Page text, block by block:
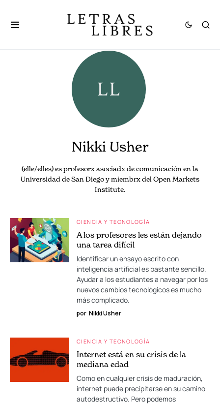
Nikki Usher
(elle/elles) es profesorx asociadx de comunicación en la
Universidad de San Diego y miembrx del Open Markets
Institute.
CIENCIA Y TECNOLOGÍA
A los profesores les están dejando
una tarea difícil
Identificar un ensayo escrito con
inteligencia artificial es bastante sencillo.
Ayudar a los estudiantes a navegar por los
nuevos cambios tecnológicos es mucho
más complicado.
por Nikki Usher
CIENCIA Y TECNOLOGÍA
Internet está en su crisis de la
mediana edad
Como en cualquier crisis de maduración,
internet puede precipitarse en su camino
autodestructivo. Pero podemos